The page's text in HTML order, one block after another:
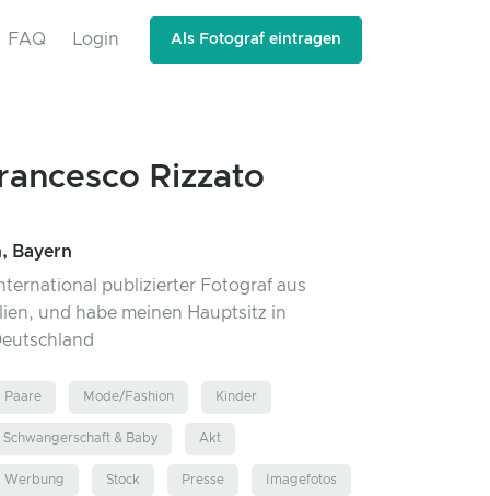
FAQ Login Als Fotograf eintragen
Rizzato
Bayern
publizierter Fotograf aus
und habe meinen Hauptsitz in
Paare Mode/Fashion Kinder
Schwangerschaft & Baby Akt
Werbung Stock Presse Imagefotos